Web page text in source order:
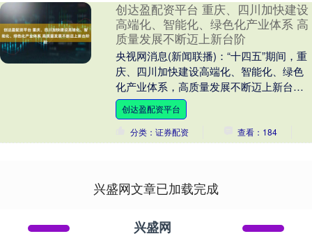
创达盈配资平台 重庆、四川加快建设
高端化、智能化、绿色化产业体系 高
质量发展不断迈上新台阶
央视网消息(新闻联播)：“十四五”期间，重
庆、四川加快建设高端化、智能化、绿色
化产业体系，高质量发展不断迈上新台
阶。 重庆持续扩大内陆高水平开放推动国
内国际双循....
创达盈配资平台
分类：证券配资
查看：184
兴盛网文章已加载完成
兴盛网